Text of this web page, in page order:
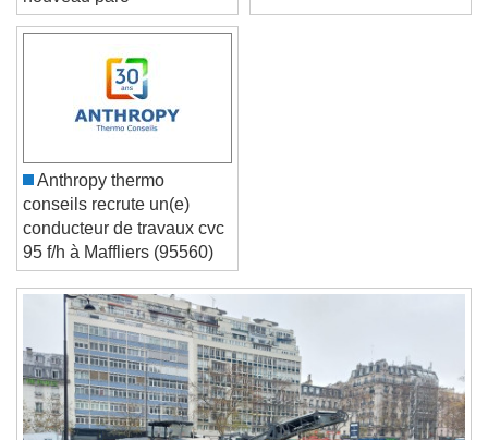
Text Edge Style
Font Family
Reset
Done
Close Modal Dialog
End of dialog window.
nouveau parc
Anthropy thermo
conseils recrute un(e)
conducteur de travaux cvc
95 f/h à Maffliers (95560)